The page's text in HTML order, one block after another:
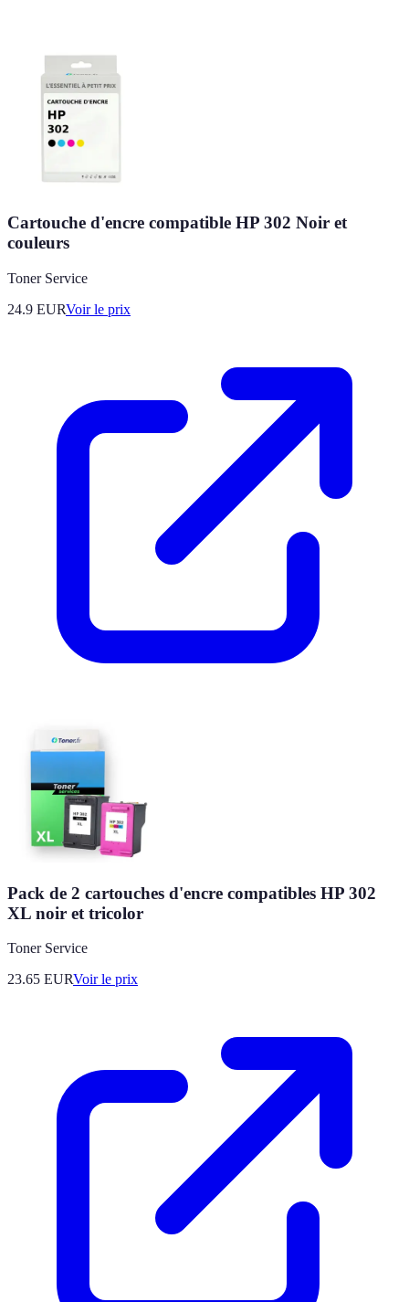
Cartouche d'encre compatible HP 302 Noir et
couleurs
Toner Service
24.9 EURVoir le prix
Pack de 2 cartouches d'encre compatibles HP 302
XL noir et tricolor
Toner Service
23.65 EURVoir le prix